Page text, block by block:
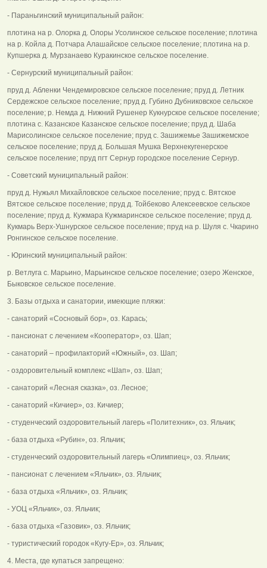
- Параньгинский муниципальный район:
плотина на р. Олорка д. Олоры Усолинское сельское поселение; плотина
на р. Койла д. Потчара Алашайское сельское поселение; плотина на р.
Купшерка д. Мурзанаево Куракинское сельское поселение.
- Сернурский муниципальный район:
пруд д. Абленки Чендемировское сельское поселение; пруд д. Летник
Сердежское сельское поселение; пруд д. Губино Дубниковское сельское
поселение; р. Немда д. Нижний Рушенер Кукнурское сельское поселение;
плотина с. Казанское Казанское сельское поселение; пруд д. Шаба
Марисолинское сельское поселение; пруд с. Зашижемье Зашижемское
сельское поселение; пруд д. Большая Мушка Верхнекугенерское
сельское поселение; пруд пгт Сернур городское поселение Сернур.
- Советский муниципальный район:
пруд д. Нужьял Михайловское сельское поселение; пруд с. Вятское
Вятское сельское поселение; пруд д. Тойбеково Алексеевское сельское
поселение; пруд д. Кужмара Кужмаринское сельское поселение; пруд д.
Кукмарь Верх-Ушнурское сельское поселение; пруд на р. Шуля с. Чкарино
Ронгинское сельское поселение.
- Юринский муниципальный район:
р. Ветлуга с. Марьино, Марьинское сельское поселение; озеро Женское,
Быковское сельское поселение.
3. Базы отдыха и санатории, имеющие пляжи:
- санаторий «Сосновый бор», оз. Карась;
- пансионат с лечением «Кооператор», оз. Шап;
- санаторий – профилакторий «Южный», оз. Шап;
- оздоровительный комплекс «Шап», оз. Шап;
- санаторий «Лесная сказка», оз. Лесное;
- санаторий «Кичиер», оз. Кичиер;
- студенческий оздоровительный лагерь «Политехник», оз. Яльчик;
- база отдыха «Рубин», оз. Яльчик;
- студенческий оздоровительный лагерь «Олимпиец», оз. Яльчик;
- пансионат с лечением «Яльчик», оз. Яльчик;
- база отдыха «Яльчик», оз. Яльчик;
- УОЦ «Яльчик», оз. Яльчик;
- база отдыха «Газовик», оз. Яльчик;
- туристический городок «Кугу-Ер», оз. Яльчик;
4. Места, где купаться запрещено: